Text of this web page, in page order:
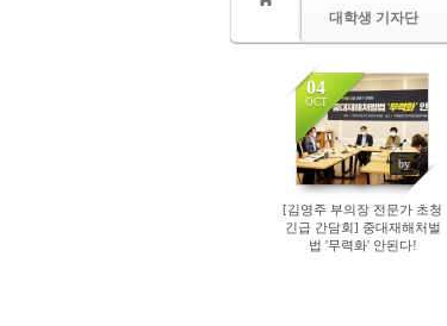
대학생 기자단
04
OCT
by
[김영주 부의장 전문가 초청
긴급 간담회] 중대재해처벌
법 '무력화' 안된다!